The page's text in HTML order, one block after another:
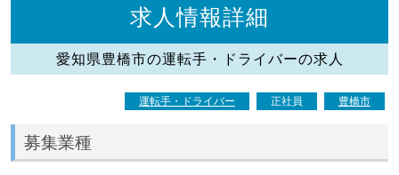
求人情報詳細
愛知県豊橋市の運転手・ドライバーの求人
運転手・ドライバー 正社員 豊橋市
募集業種